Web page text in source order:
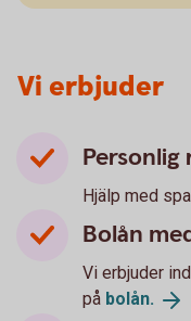
Vi erbjuder
Personlig
Hjälp med
Bolån
Vi erbjuder
på bolån.